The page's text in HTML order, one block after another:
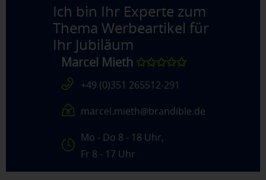
Ich bin Ihr Experte zum
Thema Werbeartikel für
Ihr Jubiläum
Marcel Mieth ✩✩✩✩✩
+49 (0)351 265512-291
marcel.mieth@brandible.de
Mo - Do 8 - 18 Uhr,
Fr 8 - 17 Uhr